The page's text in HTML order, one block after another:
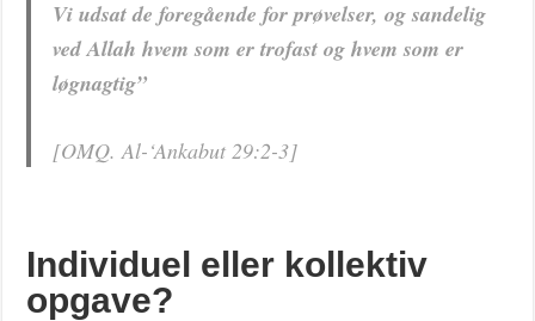
Vi udsat de foregående for prøvelser, og sandelig
ved Allah hvem som er trofast og hvem som er
løgnagtig”
[OMQ. Al-‘Ankabut 29:2-3]
Individuel eller kollektiv
opgave?